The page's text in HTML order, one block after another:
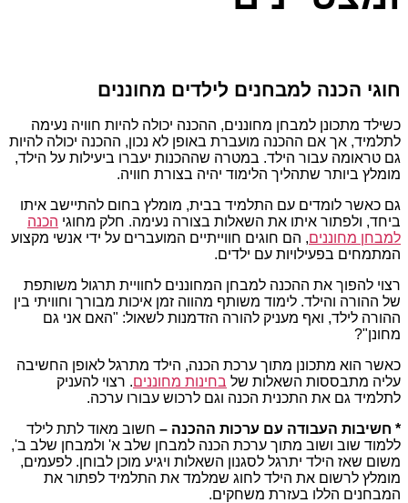
חוגי הכנה למבחנים לילדים מחוננים
כשילד מתכונן למבחן מחוננים, ההכנה יכולה להיות חוויה נעימה
לתלמיד, אך אם ההכנה מועברת באופן לא נכון, ההכנה יכולה להיות
גם טראומה עבור הילד. במטרה שההכנות יעברו ביעילות על הילד,
מומלץ ביותר שתהליך הלימוד יהיה בצורת חוויה.
גם כאשר לומדים עם התלמיד בבית, מומלץ בחום להתיישב איתו
ביחד, ולפתור איתו את השאלות בצורה נעימה. חלק מחוגי הכנה
למבחן מחוננים, הם חוגים חווייתיים המועברים על ידי אנשי מקצוע
המתמחים בפעילויות עם ילדים.
רצוי להפוך את ההכנה למבחן המחוננים לחוויית תרגול משותפת
של ההורה והילד. לימוד משותף מהווה זמן איכות מבורך וחוויתי בין
ההורה לילד, ואף מעניק להורה הזדמנות לשאול: "האם אני גם
מחונן"?
כאשר הוא מתכונן מתוך ערכת הכנה, הילד מתרגל לאופן החשיבה
עליה מתבססות השאלות של בחינות מחוננים. רצוי להעניק
לתלמיד גם את התכנית הכנה וגם לרכוש עבורו ערכה.
* חשיבות העבודה עם ערכות ההכנה – חשוב מאוד לתת לילד
ללמוד שוב ושוב מתוך ערכת הכנה למבחן שלב א' ולמבחן שלב ב',
משום שאז הילד יתרגל לסגנון השאלות ויגיע מוכן לבוחן. לפעמים,
מומלץ לרשום את הילד לחוג שמלמד את התלמיד לפתור את
המבחנים הללו בעזרת משחקים.